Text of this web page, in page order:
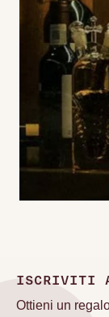
ISCRIVITI
Ottieni un